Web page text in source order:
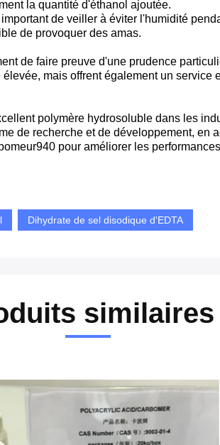
la quantité d'éthanol ajoutée.
de veiller à éviter l'humidité
de provoquer des amas.
de faire preuve d'une prudence
mais offrent également un service
polymère hydrosoluble dans les
de recherche et de développement, en
940 pour améliorer les
Dihydrate de sel disodique d'EDTA
similaires